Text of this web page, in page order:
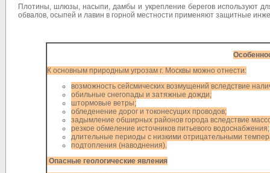
Плотины, шлюзы, насыпи, дамбы и укрепление берегов используют
обвалов, осыпей и лавин в горной местности применяют защитные
К основным природным угрозам г. Москвы можно отнести:
возможность сейсмических возмущений вследствие
обильные снегопады и затяжные дожди;
штормовые ветры;
обледенение дорог и токонесущих проводов;
задымление обширных районов города вследствие
резкое обмеление источников питьевого водоснабжения;
длительные периоды с низкими отрицательными
подтопления (наводнения).
Опасные геологические явления